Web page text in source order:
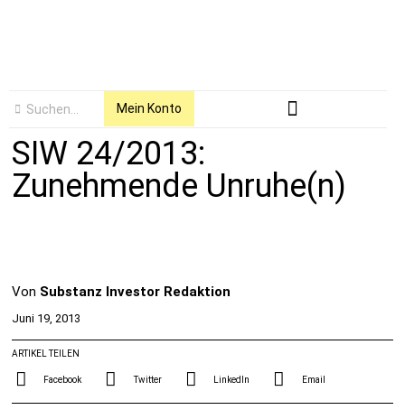
Mein Konto
SIW 24/2013:
Zunehmende Unruhe(n)
Von Substanz Investor Redaktion
Juni 19, 2013
ARTIKEL TEILEN
Facebook Twitter LinkedIn Email